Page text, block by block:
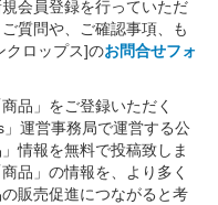
会員登録を行っていただ
質問や、ご確認事項、も
クロップス]のお問合せフォ
品」をご登録いただく
運営事務局で運営する公
情報を無料で投稿致しま
品」の情報を、より多く
販売促進につながると考